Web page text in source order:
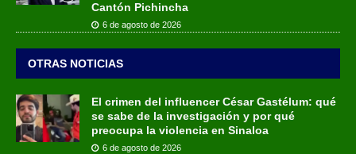
Cantón Pichincha
6 de agosto de 2026
OTRAS NOTICIAS
El crimen del influencer César Gastélum: qué
se sabe de la investigación y por qué
preocupa la violencia en Sinaloa
6 de agosto de 2026